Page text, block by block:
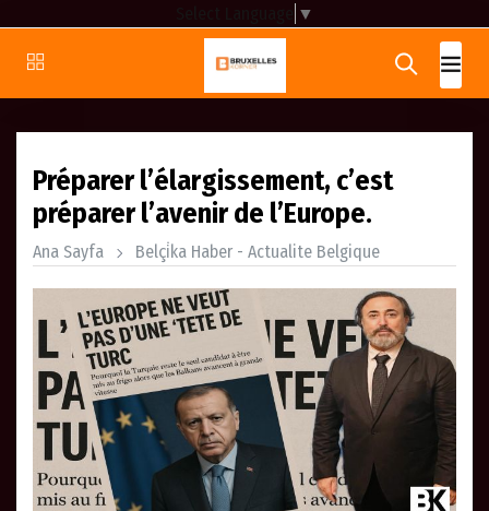
▼
Préparer l’élargissement, c’est
préparer l’avenir de l’Europe.
Ana Sayfa Belçi̇ka Haber - Actualite Belgique